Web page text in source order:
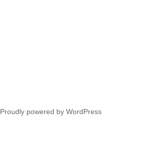
Proudly powered by WordPress